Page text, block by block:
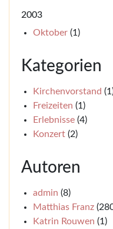
2003
Oktober (1)
Kategorien
Kirchenvorstand
Freizeiten (1)
Erlebnisse (4)
Konzert (2)
Autoren
admin (8)
Matthias Franz
Katrin Rouwen (1)